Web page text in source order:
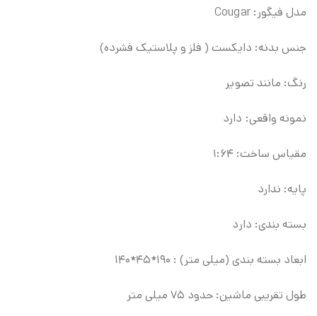
مدل فیگور: Cougar
جنس بدنه: دایکست ( فلز و پلاستیک فشرده)
رنگ: مانند تصویر
نمونه واقعی: دارد
مقیاس ساخت: ۱:۶۴
پایه: ندارد
بسته بندی: دارد
ابعاد بسته بندی (میلی متر) : ۱۹۰*۴۵*۱۴۰
طول تقریبی ماشین: حدود ۷۵ میلی متر